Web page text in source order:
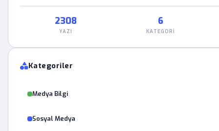
2308
YAZI
6
KATEGORI
Kategoriler
Medya Bilgi
Sosyal Medya